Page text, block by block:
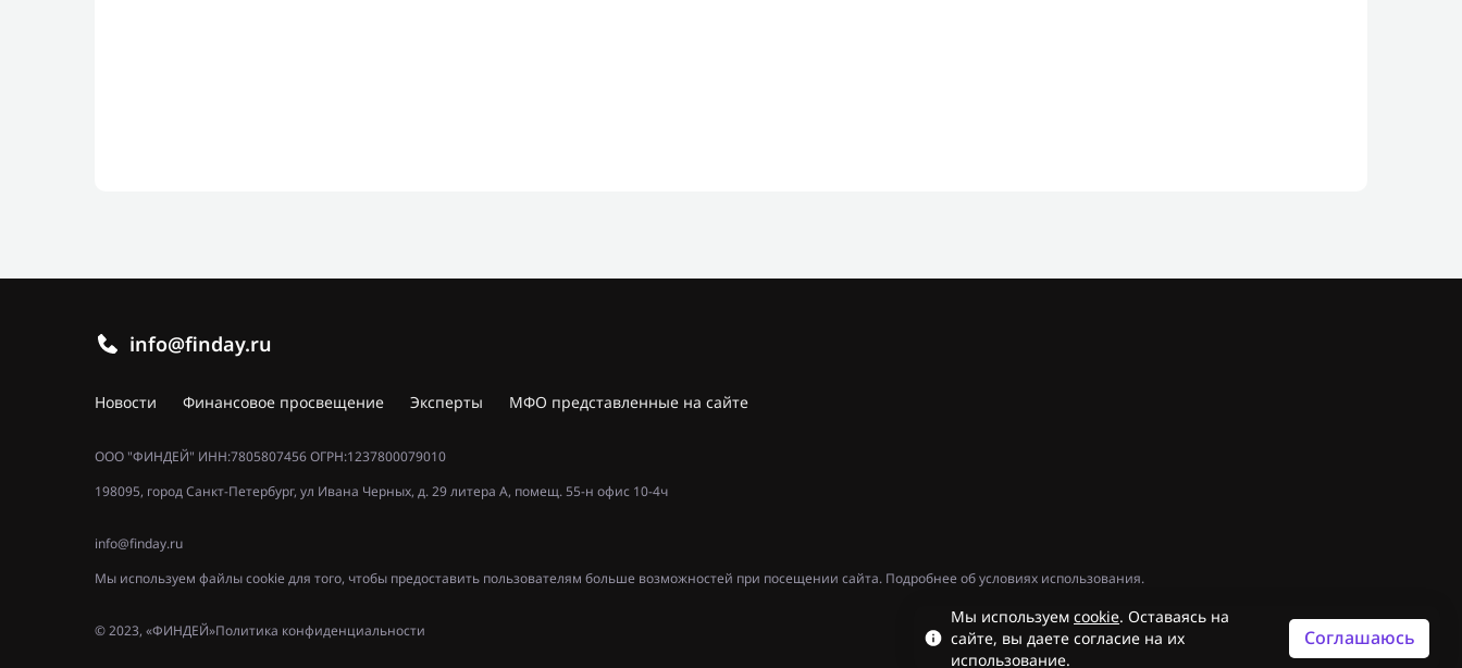
info@finday.ru
Новости Финансовое просвещение Эксперты МФО представленные на сайте
ООО "ФИНДЕЙ" ИНН:7805807456 ОГРН:1237800079010
198095, город Санкт-Петербург, ул Ивана Черных, д. 29 литера А, помещ. 55-н офис 10-4ч
info@finday.ru
Мы используем файлы cookie для того, чтобы предоставить пользователям больше возможностей при посещении сайта. Подробнее об условиях использования.
Политика конфиденциальности
© 2023, «ФИНДЕЙ»
Мы используем cookie. Оставаясь на
сайте, вы даете согласие на их
использование.
Соглашаюсь